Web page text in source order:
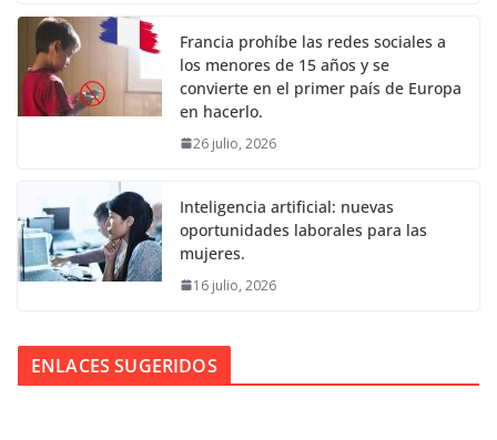
Francia prohíbe las redes sociales a
los menores de 15 años y se
convierte en el primer país de Europa
en hacerlo.
26 julio, 2026
Inteligencia artificial: nuevas
oportunidades laborales para las
mujeres.
16 julio, 2026
ENLACES SUGERIDOS